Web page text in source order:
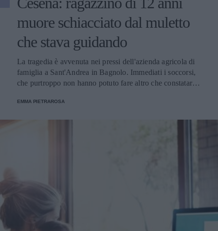
muore schiacciato dal muletto
che stava guidando
La tragedia è avvenuta nei pressi dell'azienda agricola di
famiglia a Sant'Andrea in Bagnolo. Immediati i soccorsi,
che purtroppo non hanno potuto fare altro che constatare la
EMMA PIETRAROSA